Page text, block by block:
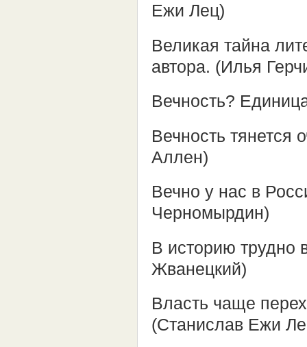
Ежи Лец)
Великая тайна
автора. (Илья
Вечность?
Вечность тянется
Аллен)
Вечно у нас в
Черномырдин)
В историю трудно
Жванецкий)
Власть чаще
(Станислав Ежи